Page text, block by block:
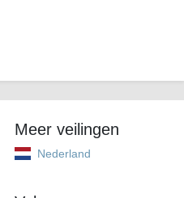
Meer veilingen
Nederland